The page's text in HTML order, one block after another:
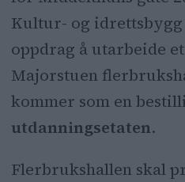
Kultur- og
oppdrag å utarbeide
Majorstuen
kommer som en
utdanningsetaten.
Flerbrukshallen skal